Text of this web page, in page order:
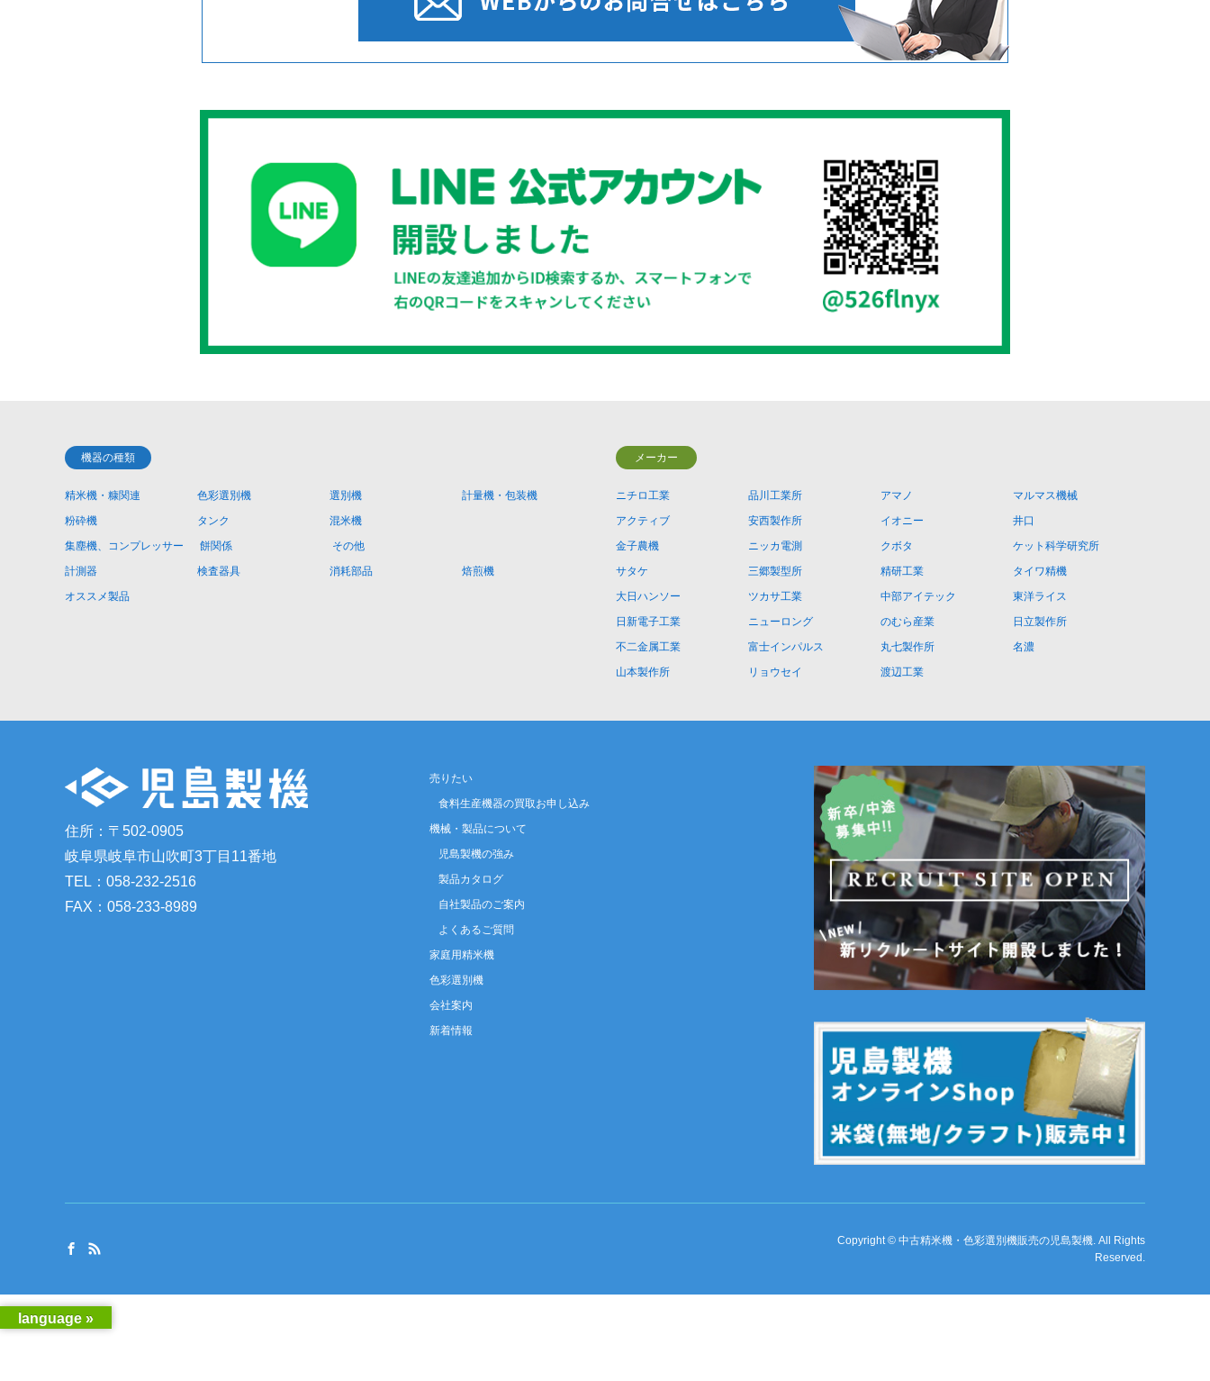
機器の種類
精米機・糠関連 色彩選別機 選別機
計量機・包装機
粉砕機
タンク
混米機
集塵機、コンプレッサー
餅関係
その他
計測器
検査器具 消耗部品
焙煎機
オススメ製品
メーカー
ニチロ工業 品川工業所 アマノ
マルマス機械
アクティブ
安西製作所 イオニー
井口
金子農機
ニッカ電測 クボタ
ケット科学研究所
サタケ
三郷製型所 精研工業
タイワ精機
大日ハンソー
ツカサ工業 中部アイテック
東洋ライス
日新電子工業
ニューロング のむら産業
日立製作所
不二金属工業
富士インパルス 丸七製作所
名濃
山本製作所
リョウセイ 渡辺工業
住所：〒502-0905
岐阜県岐阜市山吹町3丁目11番地
TEL：058-232-2516
FAX：058-233-8989
売りたい
食料生産機器の買取お申し込み
機械・製品について
児島製機の強み
製品カタログ
自社製品のご案内
よくあるご質問
家庭用精米機
色彩選別機
会社案内
新着情報
Copyright© 中古精米機・色彩選別機販売の児島製機. All Rights
Reserved.
language »